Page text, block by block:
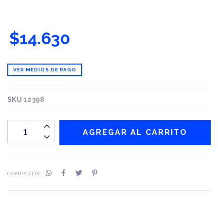
$14.630
VER MEDIOS DE PAGO
SKU12398
COMPARTIR